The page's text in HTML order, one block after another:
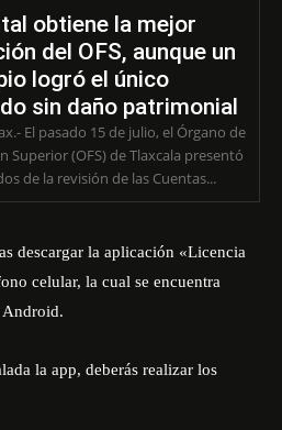
obtiene la mejor
del OFS, aunque un
logró el único
sin daño patrimonial
El pasado 15 de julio, el Órgano de
Superior (OFS) de Tlaxcala presentó
de la revisión de las Cuentas...
descargar la aplicación «Licencia
celular, la cual se encuentra
Android.
la app, deberás realizar los